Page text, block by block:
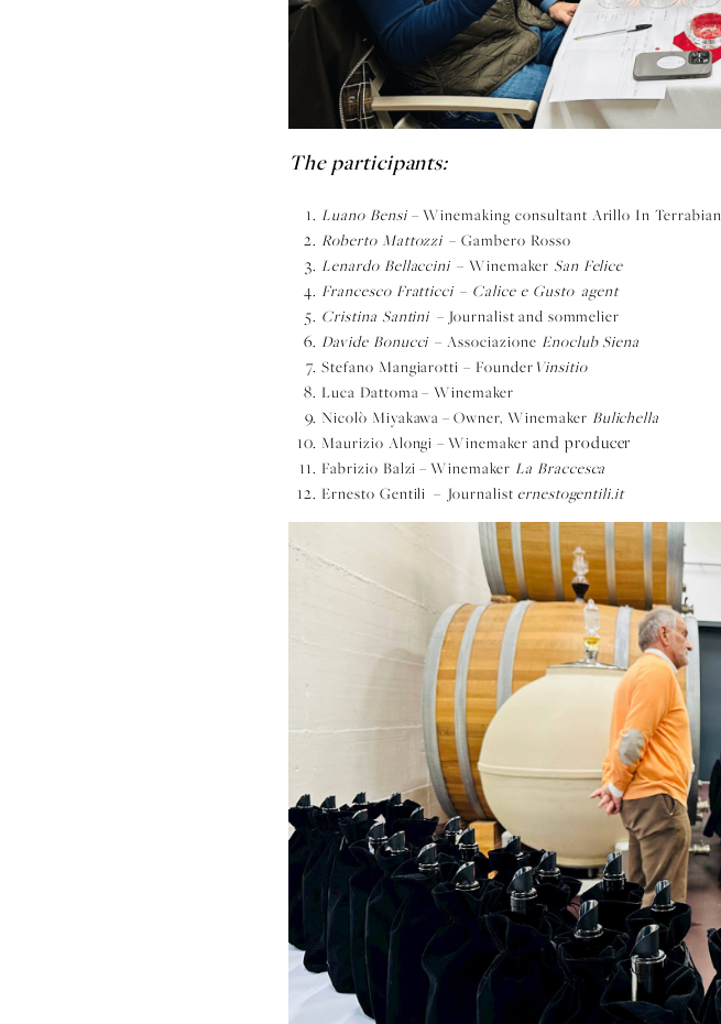
Chianti Classico DOCG Gran Selezione 2020 - 12 wines in comparison
The participants:
Luano Bensi– Winemaking consultant Arillo In
Roberto Mattozzi– Gambero Rosso
Lenardo Bellaccini– Winemaker San Felice
Francesco Fratticci – Calice e Gusto agent
Cristina Santini– Journalist and sommelier
Davide Bonucci–Associazione Enoclub Siena
Stefano Mangiarotti– Founder Vinsitio
Luca Dattoma– Winemaker
Nicolò Miyakawa– Owner, Winemaker Bulichella
Maurizio Alongi– Winemaker and producer
Fabrizio Balzi– Winemaker La Braccesca
Ernesto Gentili– Journalist ernestogentili.it